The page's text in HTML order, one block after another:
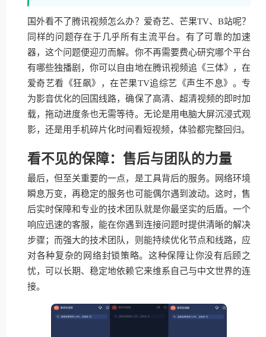
国外看不了腾讯视频怎么办？爱奇艺、芒果TV、B站呢？
同样的问题存在于几乎所有主流平台。有了可靠的加速
器，这个问题便迎刃而解。你不再需要费心研究哪个平台
有哪些独播剧，你可以自由地在腾讯视频追《三体》，在
爱奇艺看《狂飙》，在芒果TV追综艺《声生不息》。专
为影音优化的回国线路，确保了高清、超清视频的即时加
载，拖动进度条也无需等待。无论是用电脑大屏沉浸式观
影，还是用手机碎片化时间看短视频，体验都完整回归。
看不见的保障：售后与团队的力量
最后，但至关重要的一点，是工具背后的服务。网络环境
瞬息万变，再稳定的服务也可能偶尔遇到波动。这时，售
后实时保障和专业的技术团队就是你最坚实的后盾。一个
响应迅速的客服，能在你遇到连接问题时提供清晰的解决
步骤；而强大的技术团队，则能持续优化节点和线路，应
对各种复杂的网络封锁策略。这种保障让你没有后顾之
忧，可以长期、稳定地依赖它来维系自己与中文世界的连
接。